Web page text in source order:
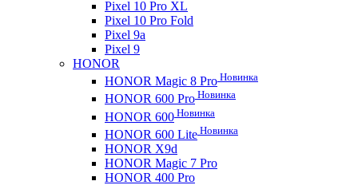
Pixel 10 Pro XL
Pixel 10 Pro Fold
Pixel 9a
Pixel 9
HONOR
HONOR Magic 8 Pro Новинка
HONOR 600 Pro Новинка
HONOR 600 Новинка
HONOR 600 Lite Новинка
HONOR X9d
HONOR Magic 7 Pro
HONOR 400 Pro